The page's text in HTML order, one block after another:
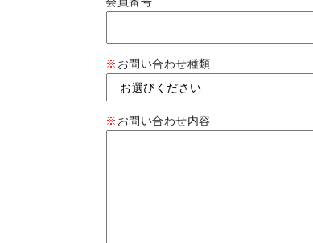
※ お問い合わせ種類
※ お問い合わせ内容